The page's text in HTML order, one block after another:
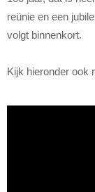
reünie en een
volgt binnenkort.
Kijk hieronder ook